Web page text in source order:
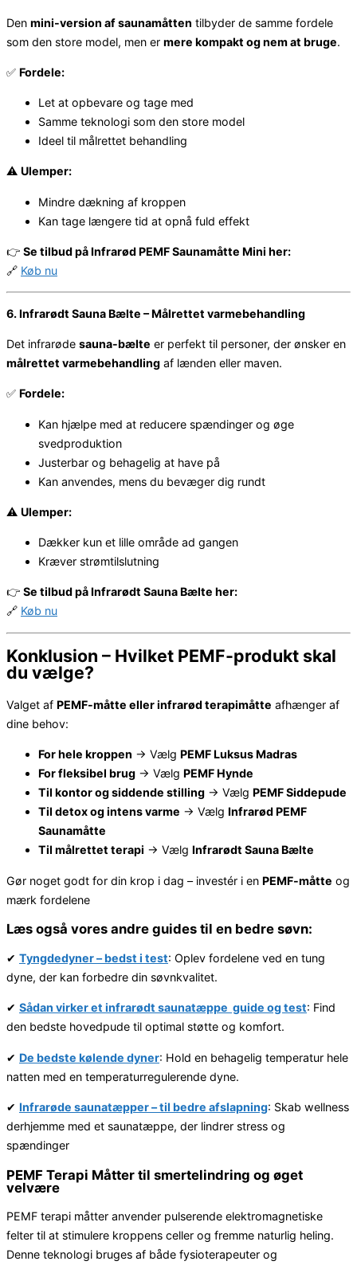
Den mini-version af saunamåtten tilbyder de samme fordele
som den store model, men er mere kompakt og nem at bruge.
✅ Fordele:
Let at opbevare og tage med
Samme teknologi som den store model
Ideel til målrettet behandling
⚠️ Ulemper:
Mindre dækning af kroppen
Kan tage længere tid at opnå fuld effekt
👉 Se tilbud på Infrarød PEMF Saunamåtte Mini her:
🔗 Køb nu
6. Infrarødt Sauna Bælte – Målrettet varmebehandling
Det infrarøde sauna-bælte er perfekt til personer, der ønsker en
målrettet varmebehandling af lænden eller maven.
✅ Fordele:
Kan hjælpe med at reducere spændinger og øge
svedproduktion
Justerbar og behagelig at have på
Kan anvendes, mens du bevæger dig rundt
⚠️ Ulemper:
Dækker kun et lille område ad gangen
Kræver strømtilslutning
👉 Se tilbud på Infrarødt Sauna Bælte her:
🔗 Køb nu
Konklusion – Hvilket PEMF-produkt skal
du vælge?
Valget af PEMF-måtte eller infrarød terapimåtte afhænger af
dine behov:
For hele kroppen → Vælg PEMF Luksus Madras
For fleksibel brug → Vælg PEMF Hynde
Til kontor og siddende stilling → Vælg PEMF Siddepude
Til detox og intens varme → Vælg Infrarød PEMF
Saunamåtte
Til målrettet terapi → Vælg Infrarødt Sauna Bælte
Gør noget godt for din krop i dag – investér i en PEMF-måtte og
mærk fordelene
Læs også vores andre guides til en bedre søvn:
✔ Tyngdedyner – bedst i test: Oplev fordelene ved en tung
dyne, der kan forbedre din søvnkvalitet.
✔ Sådan virker et infrarødt saunatæppe guide og test: Find
den bedste hovedpude til optimal støtte og komfort.
✔ De bedste kølende dyner: Hold en behagelig temperatur hele
natten med en temperaturregulerende dyne.
✔ Infrarøde saunatæpper – til bedre afslapning: Skab wellness
derhjemme med et saunatæppe, der lindrer stress og
spændinger
PEMF Terapi Måtter til smertelindring og øget
velvære
PEMF terapi måtter anvender pulserende elektromagnetiske
felter til at stimulere kroppens celler og fremme naturlig heling.
Denne teknologi bruges af både fysioterapeuter og